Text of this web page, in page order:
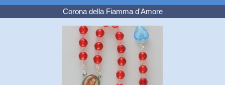
Corona della Fiamma d'Amore